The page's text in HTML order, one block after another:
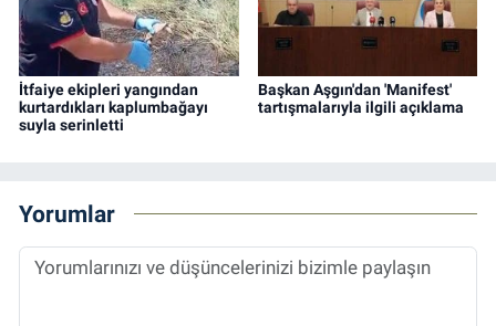
İtfaiye ekipleri yangından
kurtardıkları kaplumbağayı
suyla serinletti
Başkan Aşgın'dan 'Manifest'
tartışmalarıyla ilgili açıklama
Yorumlar